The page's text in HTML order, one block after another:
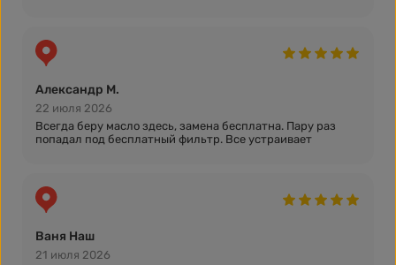
Александр М.
22 июля 2026
Всегда беру масло здесь, замена бесплатна. Пару раз
попадал под бесплатный фильтр. Все устраивает
Ваня Наш
21 июля 2026